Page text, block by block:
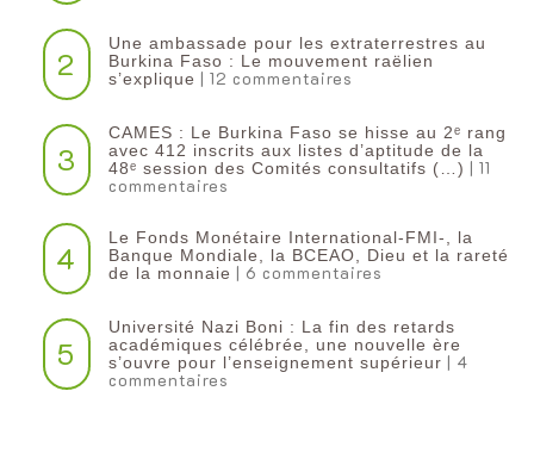
2
Une ambassade pour les extraterrestres au
Burkina Faso : Le mouvement raëlien
s’explique | 12 commentaires
3
CAMES : Le Burkina Faso se hisse au 2ᵉ rang
avec 412 inscrits aux listes d’aptitude de la
48ᵉ session des Comités consultatifs (…) | 11
commentaires
4
Le Fonds Monétaire International-FMI-, la
Banque Mondiale, la BCEAO, Dieu et la rareté
de la monnaie | 6 commentaires
5
Université Nazi Boni : La fin des retards
académiques célébrée, une nouvelle ère
s’ouvre pour l’enseignement supérieur | 4
commentaires